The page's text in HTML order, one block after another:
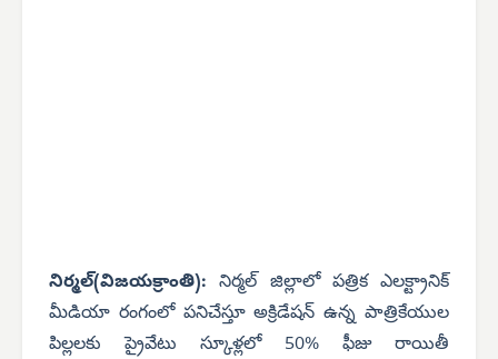
నిర్మల్(విజయక్రాంతి):నిర్మల్ జిల్లాలో పత్రిక ఎలక్ట్రానిక్
మీడియా రంగంలో పనిచేస్తూ అక్రిడేషన్ ఉన్న పాత్రికేయుల
పిల్లలకు ప్రైవేటు స్కూళ్లలో 50% ఫీజు రాయితీ